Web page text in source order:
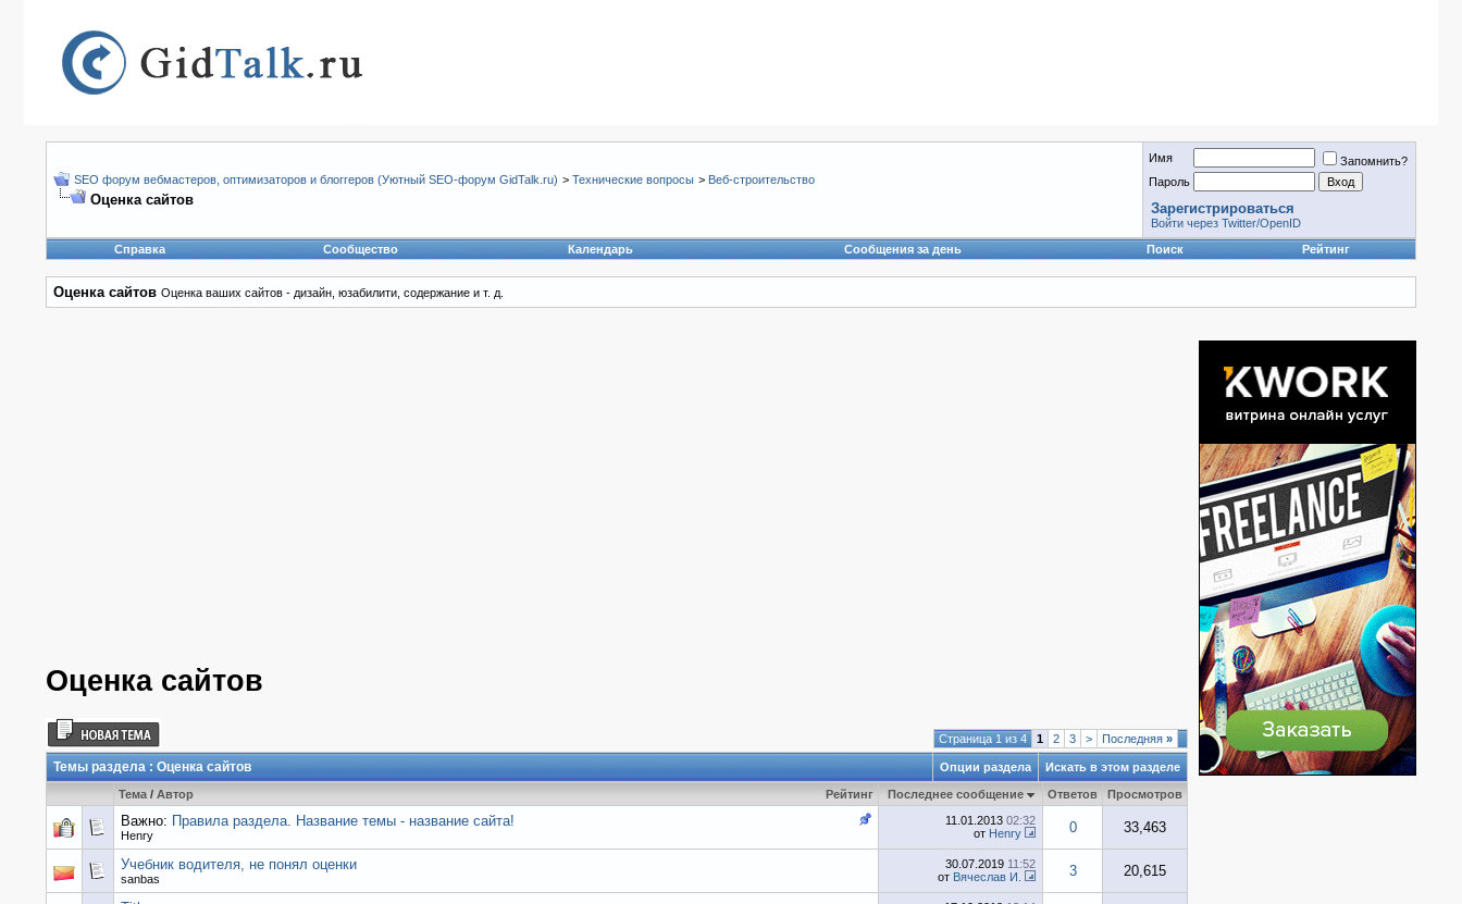
SEO форум вебмастеров, оптимизаторов и блоггеров (Уютный SEO-форум GidTalk.ru) > Технические вопросы > Веб-строительство
Оценка сайтов
Имя
Запомнить?
Пароль
Зарегистрироваться
Войти через Twitter/OpenID
Справка
Сообщество Календарь Сообщения за день Поиск Рейтинг
Оценка сайтов Оценка ваших сайтов - дизайн, юзабилити, содержание и т. д.
Оценка сайтов
Страница 1 из 4 1 2 3 > Последняя »
Темы раздела : Оценка сайтов Опции раздела Искать в этом разделе
Рейтинг
Тема / Автор Последнее сообщение Ответов Просмотров
Важно: Правила раздела. Название темы - название сайта!
Henry
11.01.2013 02:32
от Henry 0 33,463
Учебник водителя, не понял оценки
sanbas
30.07.2019 11:52
от Вячеслав И. 3 20,615